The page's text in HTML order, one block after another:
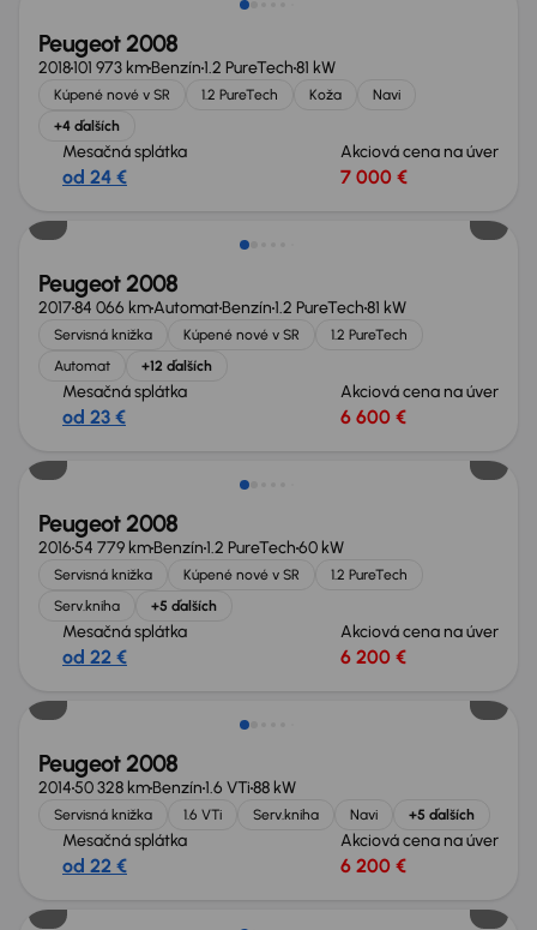
Peugeot 2008
2018101 973 kmBenzín1.2 PureTech81 kW
Kúpené nové v SR 1.2 PureTech Koža
Navi
+4 ďalších
Mesačná splátka
od 24 €
Akciová cena na úver
7 000 €
Možnosť odpočtu DPH
Peugeot 2008
201784 066 kmAutomatBenzín1.2 PureTech81 kW
Servisná knižka Kúpené nové v SR
1.2 PureTech
Automat
+12 ďalších
Mesačná splátka
od 23 €
Akciová cena na úver
6 600 €
Peugeot 2008
201654 779 kmBenzín1.2 PureTech60 kW
Servisná knižka Kúpené nové v SR
1.2 PureTech
Serv.kniha
+5 ďalších
Mesačná splátka
od 22 €
Akciová cena na úver
6 200 €
Peugeot 2008
201450 328 kmBenzín1.6 VTi88 kW
Servisná knižka 1.6 VTi Serv.kniha Navi +5 ďalších
Mesačná splátka
od 22 €
Akciová cena na úver
6 200 €